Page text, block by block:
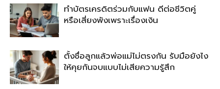
ทำบัตรเครดิตร่วมกับแฟน ดีต่อชีวิตคู่
หรือเสี่ยงพังเพราะเรื่องเงิน
ตั้งชื่อลูกแล้วพ่อแม่ไม่ตรงกัน รับมือยังไง
ให้คุยกันจบแบบไม่เสียความรู้สึก